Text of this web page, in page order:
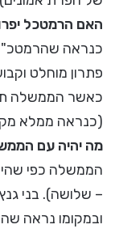
האם הרמטכל
כנראה
פתרון מוחלט
כאשר הממשלה
(כנראה ממלא
מה יהיה עם
הממשלה כפי
– שלושה). בני
ובמקומו נראה